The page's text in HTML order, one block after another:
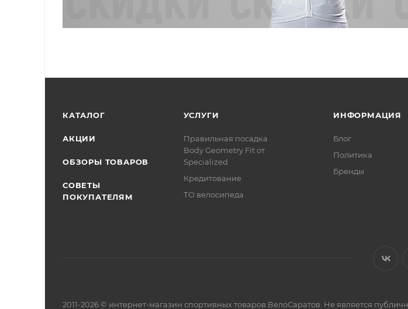
КАТАЛОГ
АКЦИИ
ОБЗОРЫ ТОВАРОВ
СОВЕТЫ
ПОКУПАТЕЛЯМ
УСЛУГИ
Правильная посадка
Body Geometry Fit от
Specialized
Кредитование
ТО велосипеда
ИНФОРМАЦИЯ
Блог
Политика
Бренды
2011-2026 © интернет-магазин спортивных товаров ВелоСаратов. Не является